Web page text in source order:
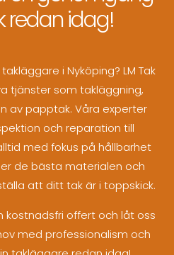
redan idag!
i Nyköping? LM Tak
tjänster som takläggning,
av papptak. Våra experter
och reparation till
med fokus på hållbarhet
de bästa materialen och
att ditt tak är i toppskick.
kostnadsfri offert och låt oss
med professionalism och